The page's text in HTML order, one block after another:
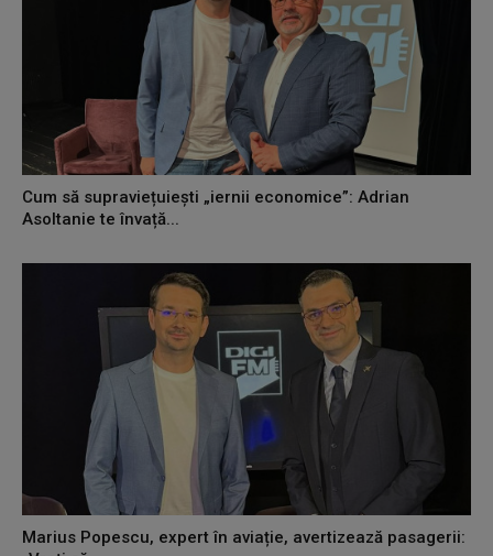
Cum să supraviețuiești „iernii economice”: Adrian
Asoltanie te învață...
Marius Popescu, expert în aviație, avertizează pasagerii: